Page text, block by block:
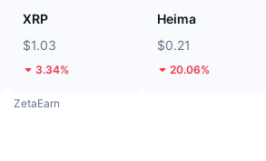
XRP
$1.03
3.34%
Heima
$0.21
20.06%
ZetaEarn